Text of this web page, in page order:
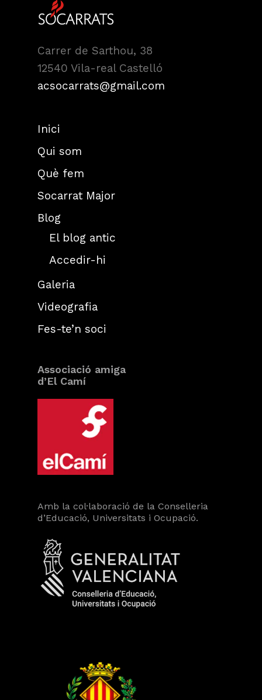
Carrer de Sarthou, 38
12540 Vila-real Castelló
acsocarrats@gmail.com
Inici
Qui som
Què fem
Socarrat Major
Blog
El blog antic
Accedir-hi
Galeria
Videografia
Fes-te’n soci
Associació amiga
d’El Camí
Amb la col·laboració de la Conselleria
d’Educació, Universitats i Ocupació.